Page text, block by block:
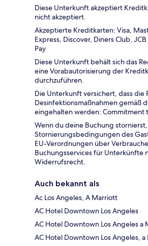
Diese Unterkunft akzeptiert
nicht akzeptiert.
Akzeptierte Kreditkarten: Visa,
Express, Discover, Diners Club,
Pay
Diese Unterkunft behält sich das
eine Vorabautorisierung der
durchzuführen.
Die Unterkunft versichert, dass die
Desinfektionsmaßnahmen gemäß
eingehalten werden: Commitment
Wenn du deine Buchung
Stornierungsbedingungen des
EU-Verordnungen über
Buchungsservices für Unterkünfte
Widerrufsrecht.
Auch bekannt als
Ac Los Angeles, A Marriott
AC Hotel Downtown Los Angeles
AC Hotel Downtown Los Angeles a
AC Hotel Downtown Los Angeles,